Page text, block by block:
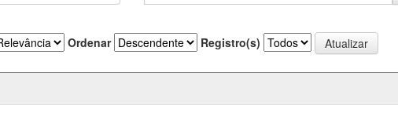
Ordenar Registro(s)